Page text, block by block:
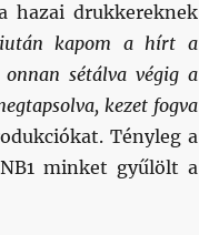
hazai drukkereknek
kapom a hírt a
onnan sétálva végig a
kezet fogva
Tényleg a
minket gyűlölt a